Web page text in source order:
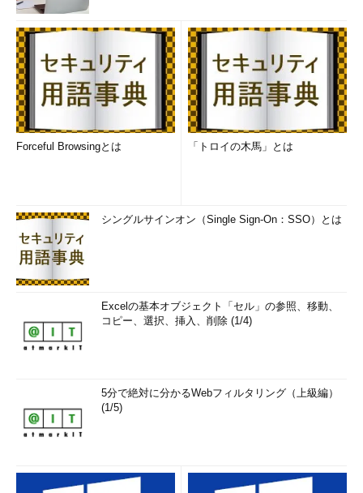
Forceful Browsingとは 「トロイの木馬」とは
シングルサインオン（Single Sign-On：SSO）とは
Excelの基本オブジェクト「セル」の参照、移動、
コピー、選択、挿入、削除 (1/4)
5分で絶対に分かるWebフィルタリング（上級編）
(1/5)